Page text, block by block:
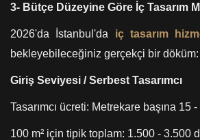
3- Bütçe Düzeyine Göre İç Tasarım
2026'da İstanbul'da iç tasarım
bekleyebileceğiniz gerçekçi bir döküm:
Giriş Seviyesi / Serbest Tasarımcı
Tasarımcı ücreti: Metrekare başına 15
100 m² için tipik toplam: 1.500 - 3.500